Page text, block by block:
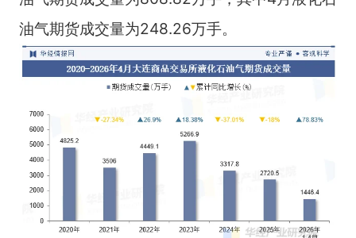
油气期货成交量为248.26万手。